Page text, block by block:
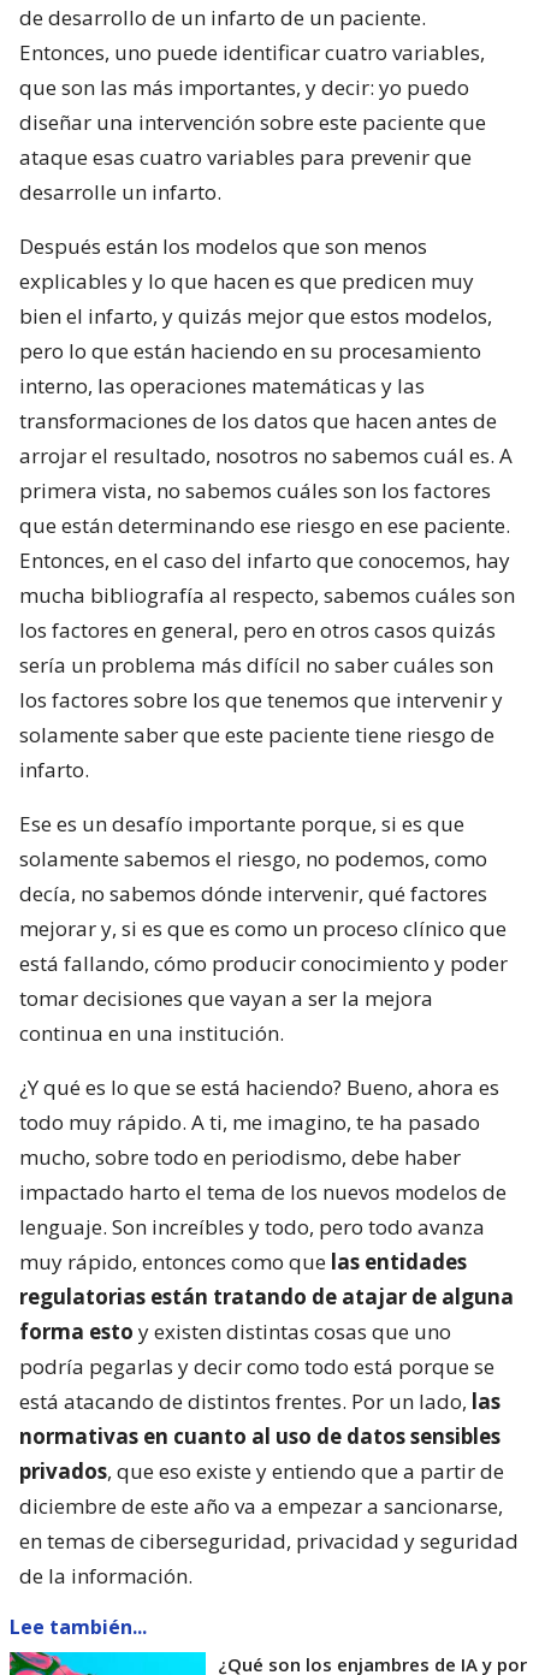
de desarrollo de un infarto de un paciente.
Entonces, uno puede identificar cuatro variables,
que son las más importantes, y decir: yo puedo
diseñar una intervención sobre este paciente que
ataque esas cuatro variables para prevenir que
desarrolle un infarto.
Después están los modelos que son menos
explicables y lo que hacen es que predicen muy
bien el infarto, y quizás mejor que estos modelos,
pero lo que están haciendo en su procesamiento
interno, las operaciones matemáticas y las
transformaciones de los datos que hacen antes de
arrojar el resultado, nosotros no sabemos cuál es. A
primera vista, no sabemos cuáles son los factores
que están determinando ese riesgo en ese paciente.
Entonces, en el caso del infarto que conocemos, hay
mucha bibliografía al respecto, sabemos cuáles son
los factores en general, pero en otros casos quizás
sería un problema más difícil no saber cuáles son
los factores sobre los que tenemos que intervenir y
solamente saber que este paciente tiene riesgo de
infarto.
Ese es un desafío importante porque, si es que
solamente sabemos el riesgo, no podemos, como
decía, no sabemos dónde intervenir, qué factores
mejorar y, si es que es como un proceso clínico que
está fallando, cómo producir conocimiento y poder
tomar decisiones que vayan a ser la mejora
continua en una institución.
¿Y qué es lo que se está haciendo? Bueno, ahora es
todo muy rápido. A ti, me imagino, te ha pasado
mucho, sobre todo en periodismo, debe haber
impactado harto el tema de los nuevos modelos de
lenguaje. Son increíbles y todo, pero todo avanza
muy rápido, entonces como que las entidades
regulatorias están tratando de atajar de alguna
forma esto y existen distintas cosas que uno
podría pegarlas y decir como todo está porque se
está atacando de distintos frentes. Por un lado, las
normativas en cuanto al uso de datos sensibles
privados, que eso existe y entiendo que a partir de
diciembre de este año va a empezar a sancionarse,
en temas de ciberseguridad, privacidad y seguridad
de la información.
Lee también...
¿Qué son los enjambres de IA y por